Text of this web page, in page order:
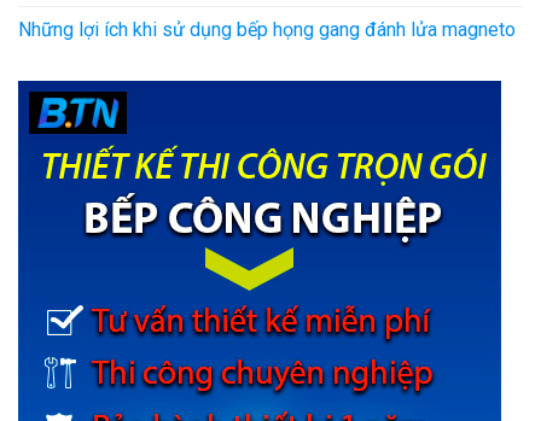
Những lợi ích khi sử dụng bếp họng gang đánh lửa magneto